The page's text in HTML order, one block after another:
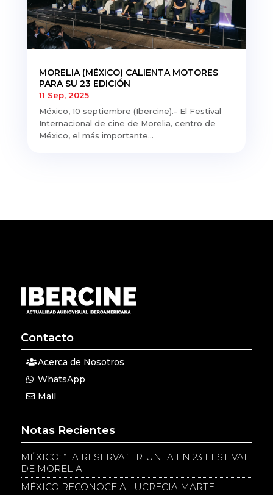
MORELIA (MÉXICO) CALIENTA MOTORES
PARA SU 23 EDICIÓN
11 Sep, 2025
México, 10 septiembre (Ibercine).- El Festival
Internacional de cine de Morelia, centro de
México, el más importante...
Contacto
Acerca de Nosotros
WhatsApp
Mail
Notas Recientes
MÉXICO: “LA RESERVA” TRIUNFA EN 23 FESTIVAL
DE MORELIA
MÉXICO RECONOCE A LUCRECIA MARTEL